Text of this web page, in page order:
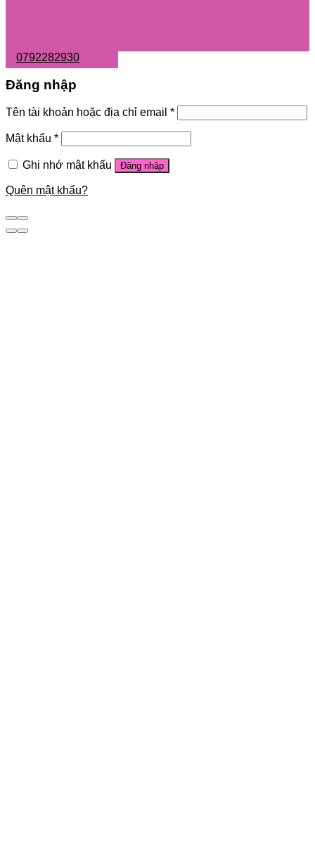
0792282930
Đăng nhập
Tên tài khoản hoặc địa chỉ email *
Mật khẩu *
Ghi nhớ mật khẩu Đăng nhập
Quên mật khẩu?